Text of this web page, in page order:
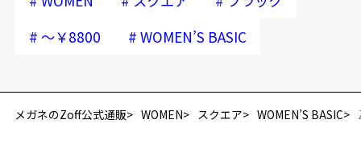
# ～￥8800 # WOMEN’S BASIC
メガネのZoff公式通販 WOMEN スクエア WOMEN’S BASIC